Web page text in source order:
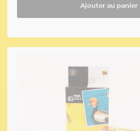
Ajouter au panier